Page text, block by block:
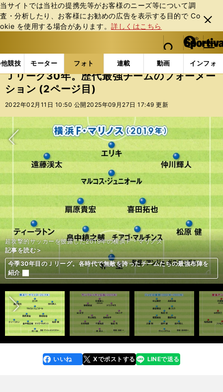
当サイトでは当社の提携先等がお客様のニーズ等について調
査・分析したり、お客様にお勧めの広告を表⽰する⽬的で Co
okie を使⽤する場合があります。詳しくはこちら
閉じ
る
web Sportiva (webスポルティーバ)
検索
マイペ
ー
ジ
メニュ
競技 モーター フォト 連載 動画 インフォ
b
ス
ポ
ル
バ
フォトギャラリー コラムフォト Ｊリーグ30年。歴
Ｊリーグ30年。歴代最強チームのフォーメー
ション (2ページ目)
2022年02月11日 10:50 公開 2025年09月27日 17:49 更新
次へ
記事を読む＞
今季30年目のＪリーグ。各時代で無敵を誇ったチームたちの最強布陣を
紹介
超攻撃的サッカーを披露した2019年の横浜Ｆ・マリノス
記事を読む＞
今季30年目のＪリーグ。各時代で無敵を誇ったチームたちの最強布陣を
紹介
記事を読む＞
今季30年目のＪリーグ。各時代で無敵を誇ったチームたちの最強布陣を
紹介
記事を読む＞
今季30年目のＪリーグ。各時代で無敵を誇ったチームたちの最強布陣を
紹介
記事を読む＞
今季30年目のＪリーグ。各時代で無敵を誇ったチームたちの最強布陣を
紹介
記事を読む＞
今季30年目のＪリーグ。各時代で無敵を誇ったチームたちの最強布陣を
紹介
前へ
faceboo
k
いいね Xでポストする
line LINEで送る